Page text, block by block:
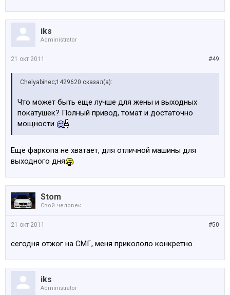
iks
Administrator
#49
21 окт 2011
Chelyabinec;1429620 сказал(а):
Что может быть еще лучше для жены и выходных
покатушек? Полный привод, томат и достаточно
мощности
Еще фаркопа не хватает, для отличной машины для
выходного дня
Stom
Свой человек
#50
21 окт 2011
сегодня отжог на СМГ, меня прикололо конкретно.
iks
Administrator